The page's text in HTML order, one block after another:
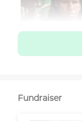
Fundraiser